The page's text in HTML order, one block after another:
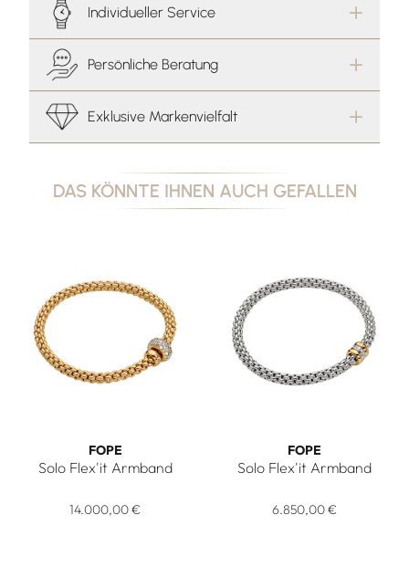
Individueller Service
Persönliche Beratung
Exklusive Markenvielfalt
DAS KÖNNTE IHNEN AUCH GEFALLEN
FOPE
Solo Flex'it Armband
14.000,00 €
FOPE
Solo Flex'it Armband
6.850,00 €